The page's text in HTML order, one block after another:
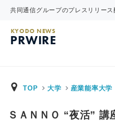
共同通信グループのプレスリリース
KYODO NEWS
PRWIRE
TOP 大学 産業能率大学
ＳＡＮＮＯ “夜活” 講